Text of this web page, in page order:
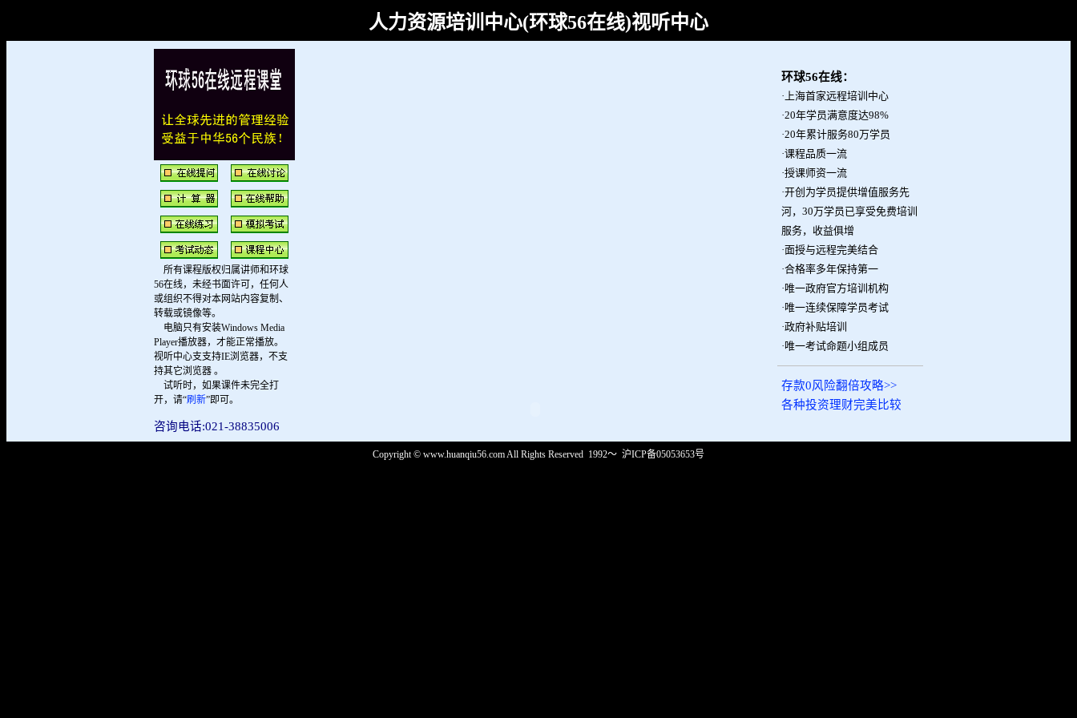
人力资源培训中心(环球56在线)视听中心
所有课程版权归属讲师和环球
56在线，未经书面许可，任何人
或组织不得对本网站内容复制、
转载或镜像等。
电脑只有安装Windows Media
Player播放器，才能正常播放。
视听中心支支持IE浏览器，不支
持其它浏览器 。
试听时，如果课件未完全打
开，请“刷新”即可。
咨询电话:021-38835006
环球56在线：
·上海首家远程培训中心
·20年学员满意度达98%
·20年累计服务80万学员
·课程品质一流
·授课师资一流
·开创为学员提供增值服务先
河，30万学员已享受免费培训
服务，收益俱增
·面授与远程完美结合
·合格率多年保持第一
·唯一政府官方培训机构
·唯一连续保障学员考试
·政府补贴培训
·唯一考试命题小组成员
存款0风险翻倍攻略>>
各种投资理财完美比较
Copyright © www.huanqiu56.com All Rights Reserved 1992～ 沪ICP备05053653号